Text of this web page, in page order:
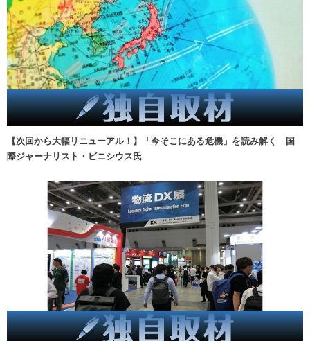
【次回から大幅リニューアル！】「今そこにある危機」を読み解く 国
際ジャーナリスト・ビニシウス氏